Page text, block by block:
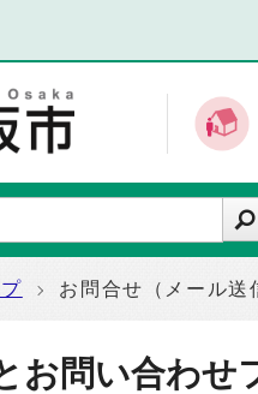
お問合せ（メール送
お問い合わせ